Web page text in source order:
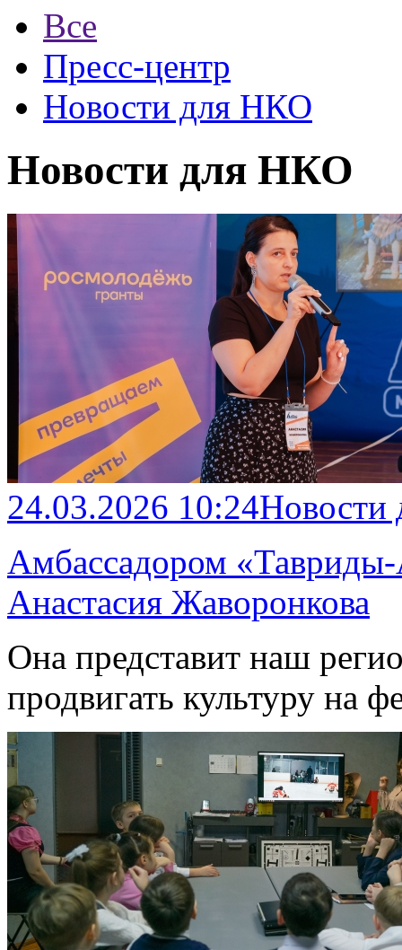
Все
Пресс-центр
Новости для НКО
Новости для НКО
24.03.2026 10:24
Амбассадором
Анастасия Жаворонкова
Она представит наш
продвигать культуру на